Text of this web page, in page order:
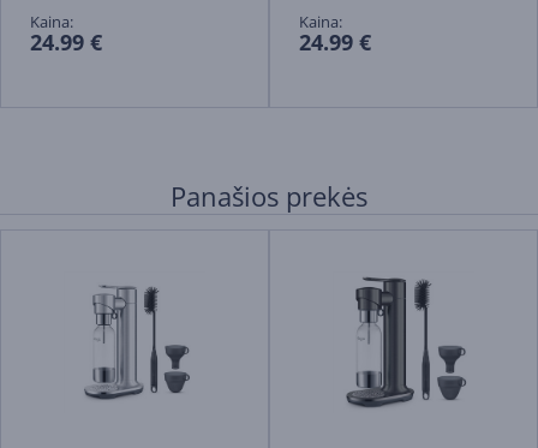
Kaina:
24.99 €
Kaina:
24.99 €
Panašios prekės